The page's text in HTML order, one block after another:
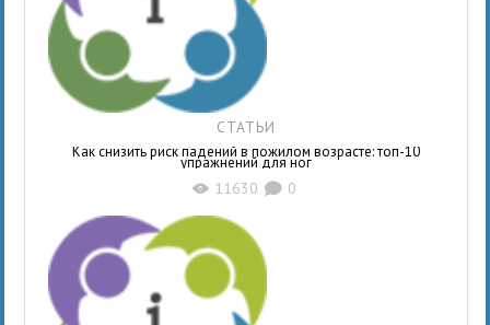
СТАТЬИ
Как снизить риск падений в пожилом возрасте: топ-10
упражнений для ног
X 11630 K 0